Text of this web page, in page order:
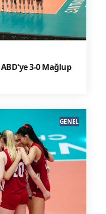
ABD'ye 3-0 Mağlup
GENEL